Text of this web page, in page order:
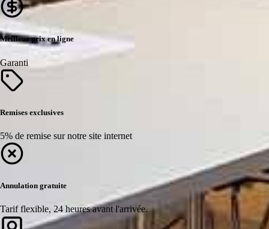
Meilleur prix en ligne
Garanti
Remises exclusives
5% de remise sur notre site internet
Annulation gratuite
Tarif flexible, 24 heures avant l'arrivée.